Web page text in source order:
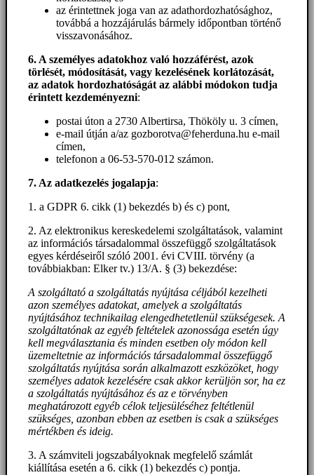
az érintettnek joga van az adathordozhatósághoz,
továbbá a hozzájárulás bármely időpontban történő
visszavonásához.
6. A személyes adatokhoz való hozzáférést, azok
törlését, módosítását, vagy kezelésének korlátozását,
az adatok hordozhatóságát az alábbi módokon tudja
érintett kezdeményezni:
postai úton a 2730 Albertirsa, Thököly u. 3 címen,
e-mail útján a/az gozborotva@feherduna.hu e-mail
címen,
telefonon a 06-53-570-012 számon.
7. Az adatkezelés jogalapja:
1. a GDPR 6. cikk (1) bekezdés b) és c) pont,
2. Az elektronikus kereskedelemi szolgáltatások, valamint
az információs társadalommal összefüggő szolgáltatások
egyes kérdéseiről szóló 2001. évi CVIII. törvény (a
továbbiakban: Elker tv.) 13/A. § (3) bekezdése:
A szolgáltató a szolgáltatás nyújtása céljából kezelheti
azon személyes adatokat, amelyek a szolgáltatás
nyújtásához technikailag elengedhetetlenül szükségesek. A
szolgáltatónak az egyéb feltételek azonossága esetén úgy
kell megválasztania és minden esetben oly módon kell
üzemeltetnie az információs társadalommal összefüggő
szolgáltatás nyújtása során alkalmazott eszközöket, hogy
személyes adatok kezelésére csak akkor kerüljön sor, ha ez
a szolgáltatás nyújtásához és az e törvényben
meghatározott egyéb célok teljesüléséhez feltétlenül
szükséges, azonban ebben az esetben is csak a szükséges
mértékben és ideig.
3. A számviteli jogszabályoknak megfelelő számlát
kiállítása esetén a 6. cikk (1) bekezdés c) pontja.